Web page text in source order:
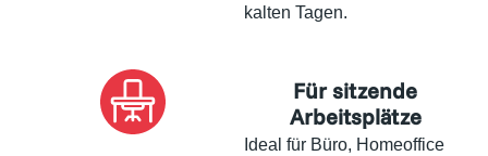
kalten Tagen.
Für sitzende
Arbeitsplätze
Ideal für Büro, Homeoffice